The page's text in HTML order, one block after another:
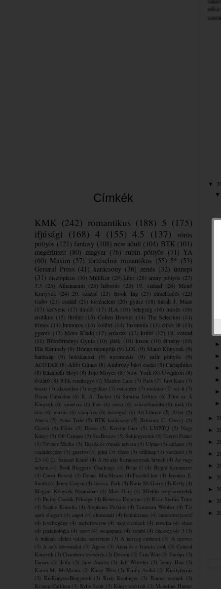
Címkék
KMK (242) romantikus (188) 5 (175)
ifjúsági (168) 4 (155) 4.5 (137)
vörös
pöttyös (121) fantasy (108) new adult (104) BTK (101)
megérintett (80) magyar (76) rubin pöttyös (71) YA
(60) Maxim (57) történelmi romantikus (55) 5* (53)
General Press (41) karácsony (36) zenés (32) ünnepi
(31) disztópikus (30) MúltKor (29) Libri (28) arany pöttyös (27)
3.5 (25) Athenaeum (25) háborús (25) 19. század (24) Menő
Könyvek (24) 20. század (23) Book Tag (23) elmélkedés (22)
Gabo (21) család (21) történelem (20) gyász (18) Sarah J. Maas
(17) kedvenc (17) tündér (17) JLA (16) betegség (16) mesés (16)
erotikus (15) thriller (15) Collen Hoover (14) The Selection (14)
filmes (14) humoros (14) kolibri (14) Insomnia (13) chick lit (13)
gyerek (13) Móra Kiadó (12) erőszak (12) krimi (12) 18. század
(11) Böszörményi Gyula (10) játék (10) luxen (10) élmény (10)
Elle Kennedy (9) Hónap rajongója (9) LOL (9) Manó Könyvek (9)
barátság
(9) holokauszt (9) nyomozós (9) zafír pöttyös
(9)
ACOTAR (8) Abbi Glines (8) Ambrózy báró esetei (8) Cartaphilus
(8) Elizabeth Hoyt (8) Jojo Moyes (8) New York (8) Üvegtrón (8)
évzáró (8) BTK rendhagyó (7) Maiden Lane (7) Park (7) Tavi Kata (7)
boszis (7) klasszikus (7) orgyilkos (7) outlander (7) rockstar (7) sci-fi (7)
Diana Gabaldon (6) K. A. Tucker (6) Sabrina Jeffries (6) Tilos az Á
Könyvek (6) amnézia (6) lista (6) rovat (6) századforduló (6) tinik (6)
tánc (6) utazás (6) vámpíros (6) összegző (6) Ad Librum (5) After (5)
Ahern (5) Anna Todd (5) BTK karácsony (5) Brittainy C. Cherry (5)
Ciceró (5) Főnix (5) Hessa (5) Kerstin Gier (5) LMBTQ (5) Nagy
Könyv (5) Off-Campus (5) SeaBreeze (5) Sulijegyzetek (5) Tarryn Fisher
(5) Twister Media (5) Tüskék és rózsák udvara (5) Ulpius (5) cirkusz (5)
családregény (5) gasztro (5) gimi (5) rázós (5) szülinap (5) varázsló (5)
2.5 (4) 21. Század Kiadó (4) A fiú akit Karácsonynak hívnak (4) Az vagy
nekem (4) Book Bloggers' Challenge (4) Briar U (4) Brigid Kemmerer
(4) Cover Reveal (4) Donna MacMeans (4) Feszülő húr (4) Jennifer E.
Smith (4) Jenny Colgan (4) Jessica Park (4) Katie McGarry (4) Kelly (4)
Magyar Könyvek Nyomában (4) Matt Haig (4) Mielőtt megismertelek
(4) Piciny Csodák Péksége (4) Rebecca Donovan (4) Rácz-Stefán Tibor
(4) Sophie Kinsella (4) Stephanie Perkins (4) Tammara Webber (4) Tíz
apró lélegzet (4) angol (4) elementál (4) feminizmus (4) ismeretterjesztő
(4) levélregény (4) mebeforeyou (4) megjelenések (4) novella (4) olasz
(4) pszichológia (4) sport (4) steampunk (4) zombi (4) édesség (4) 3 (3)
A fiúknak akiket valaha szerettem (3) A herceg emberei (3) A nyertes
(3) A szív körvonalai (3) Agave (3) Anna és a francia csók (3) Central
Könyvek (3) Chambers testvérek (3) Dessen (3) Erin Watt (3) Európa (3)
Fumax (3) Jaffa (3) Jane Austen (3) Jeff Wheeler (3) Jenny Han (3)
Karen M. McManus (3) Kasie West (3) Király Anikó (3) Királyforrás
(3) KisKönyvesBloggerek (3) Kody Keplinger (3) Komor elemek (3)
Kristen Callihan (3) Kylie Scott (3) Könyvfesztivál (3) Madeline Hunter
Jó
▼
►
►
►
►
►
►
►
►
►